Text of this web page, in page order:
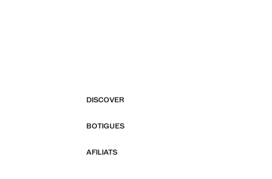
DISCOVER
BOTIGUES
AFILIATS